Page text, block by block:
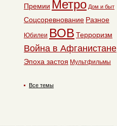
Премии Метро Дом и быт
Соцсоревнование Разное
Юбилеи ВОВ Терроризм
Война в Афганистане
Эпоха застоя Мультфильмы
Все темы